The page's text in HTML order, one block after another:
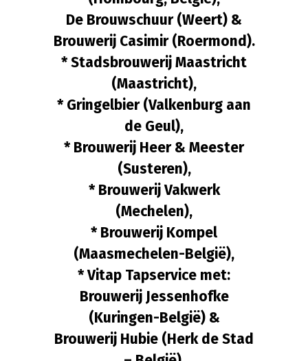
De Brouwschuur (Weert) &
Brouwerij Casimir (Roermond).
* Stadsbrouwerij Maastricht
(Maastricht),
* Gringelbier (Valkenburg aan
de Geul),
* Brouwerij Heer & Meester
(Susteren),
* Brouwerij Vakwerk
(Mechelen),
* Brouwerij Kompel
(Maasmechelen-België),
* Vitap Tapservice met:
Brouwerij Jessenhofke
(Kuringen-België) &
Brouwerij Hubie (Herk de Stad